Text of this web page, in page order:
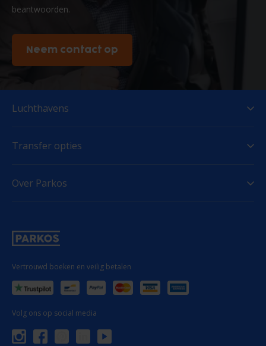
beantwoorden.
Neem contact op
Vertrouwd boeken en veilig betalen
Volg ons op social media
Luchthavens
Transfer opties
Over Parkos